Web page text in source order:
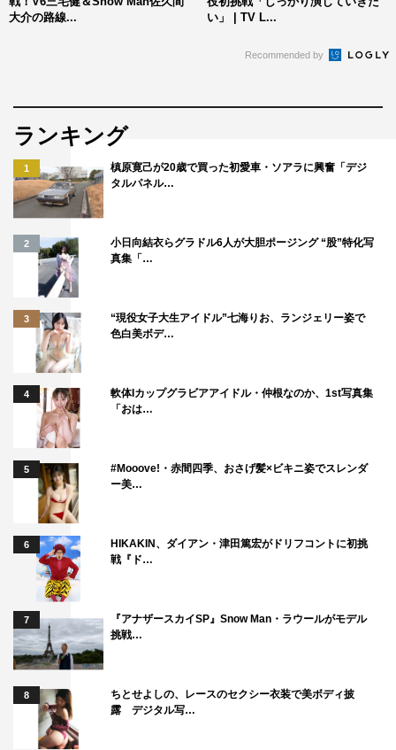
かね」（柳葉）とバッサリ。
印象に残っているシーンや撮影エピソードについて、磯
た」と。今田は「現場では本当に皆さん仲良くて。刑事課
の面々でお昼ごはんに行き、桐谷さんに中華をごちそうし
ていただきました」と語った。
を明るくできたらいいなと心から思っています。そのこと
ばっかり考えています。木曜9時から1時間だけでも僕たち
は日本の犯罪率を減らします！」と。東出も「W主演とい
う大きなプレッシャーはあるんですけど、全身全霊で戦っ
て視聴者の方に元気を届けて、閉塞感のある日常に大きな
風穴を開けられたら」とPRした。
『ケイジとケンジ 所轄と地検の24時』
テレビ朝日系
1月16日スタート
毎週（木）後9・00～9・54
今田美桜 東出昌大
比嘉愛未
大介の路線...
い」 | TV L...
Recommended by
ランキング
1
槙原寛己が20歳で買った初愛車・ソアラに興奮「デジ
タルパネル…
2
小日向結衣らグラドル6人が大胆ポージング “股”特化写
真集「…
3
“現役女子大生アイドル”七海りお、ランジェリー姿で
色白美ボデ…
4
軟体Iカップグラビアアイドル・仲根なのか、1st写真集
「おは…
5
#Mooove!・赤間四季、おさげ髪×ビキニ姿でスレンダ
ー美…
6
HIKAKIN、ダイアン・津田篤宏がドリフコントに初挑
戦『ド…
7
『アナザースカイSP』Snow Man・ラウールがモデル
挑戦…
8
ちとせよしの、レースのセクシー衣装で美ボディ披
露 デジタル写…